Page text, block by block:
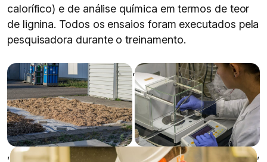
calorífico) e de análise química em termos de teor
de lignina. Todos os ensaios foram executados pela
pesquisadora durante o treinamento.
,
, ,